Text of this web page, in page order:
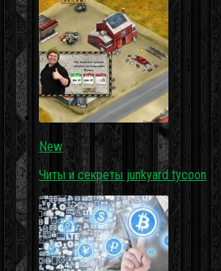
New
Читы и секреты junkyard tycoon